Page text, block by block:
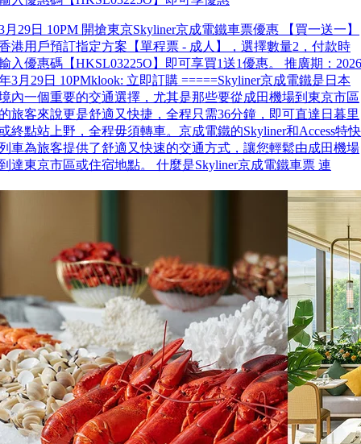
月29日 10PM 開搶東京Skyliner京成電鐵車票優惠 【買一送一】
港用戶預訂指定方案【單程票 - 成人】，選擇數量2，付款時
入優惠碼【HKSL03225O】即可享買1送1優惠。 推廣期：2026
3月29日 10PMklook: 立即訂購 =====Skyliner京成電鐵是日本
內一個重要的交通選擇，尤其是那些要從成田機場到東京市區
旅客來說更是舒適又快捷，全程只需36分鐘，即可直達日暮里
終點站上野，全程毋須轉車。京成電鐵的Skyliner和Access特快
車為旅客提供了舒適又快速的交通方式，讓您輕鬆由成田機場
達東京市區或住宿地點。 什麼是Skyliner京成電鐵車票 連